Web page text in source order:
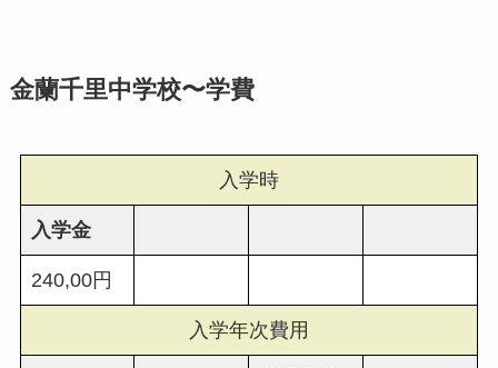
金蘭千里中学校〜学費
入学時
入学金
240,00円
入学年次費用